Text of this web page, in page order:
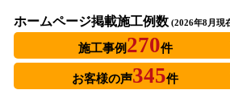
ホームページ掲載施工例数(2026年8月現
施工事例270件
お客様の声345件